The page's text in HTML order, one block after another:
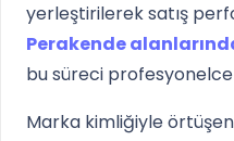
yerleştirilerek satış
Perakende
bu süreci
Marka kimliğiyle